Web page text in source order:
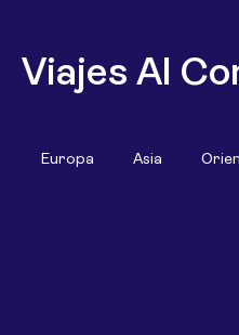
Viajes Al
Europa Asia